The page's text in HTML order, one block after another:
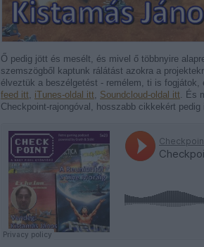
Ő pedig jött és mesélt, és mivel ő többnyire
szemszögből kaptunk rálátást azokra a
élveztük a beszélgetést - remélem, ti is
feed itt, iTunes-oldal itt, Soundcloud-oldal itt. És
Checkpoint-rajongóval, hosszabb cikkekért pedig